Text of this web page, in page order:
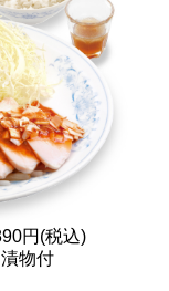
円(税込)
物付